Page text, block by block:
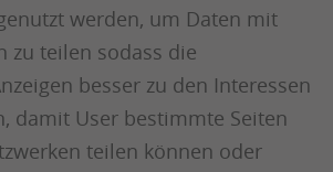
werden, um Daten mit
zu teilen sodass die
besser zu den Interessen
damit User bestimmte Seiten
teilen können oder